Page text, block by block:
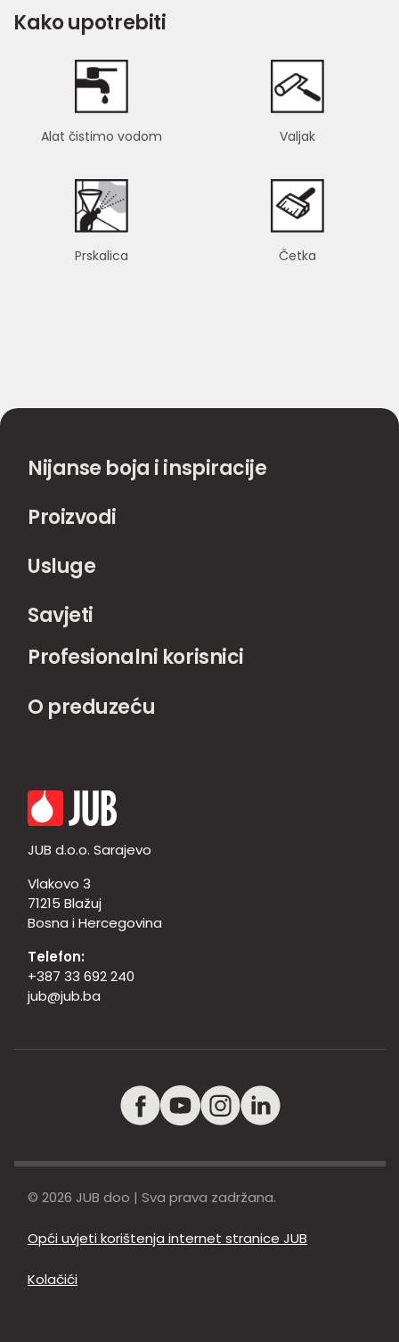
Kako upotrebiti
Alat čistimo vodom Valjak
Prskalica Četka
Nijanse boja i inspiracije
Proizvodi
Usluge
Savjeti
Profesionalni korisnici
O preduzeću
JUB d.o.o. Sarajevo
Vlakovo 3
71215 Blažuj
Bosna i Hercegovina
Telefon:
+387 33 692 240
jub@jub.ba
© 2026 JUB doo | Sva prava zadržana.
Opći uvjeti korištenja internet stranice JUB
Kolačići